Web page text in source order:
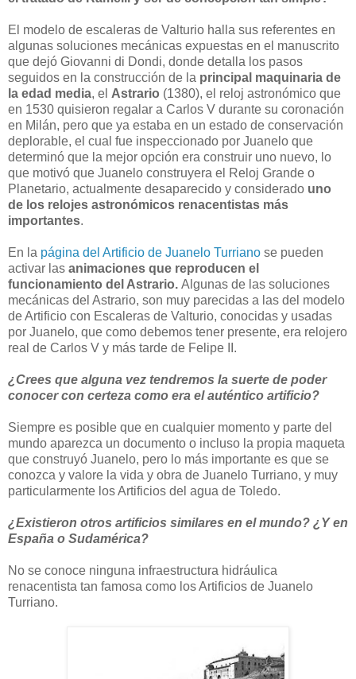
El modelo de escaleras de Valturio halla sus referentes en
algunas soluciones mecánicas expuestas en el manuscrito
que dejó Giovanni di Dondi, donde detalla los pasos
seguidos en la construcción de la principal maquinaria de
la edad media, el Astrario (1380), el reloj astronómico que
en 1530 quisieron regalar a Carlos V durante su coronación
en Milán, pero que ya estaba en un estado de conservación
deplorable, el cual fue inspeccionado por Juanelo que
determinó que la mejor opción era construir uno nuevo, lo
que motivó que Juanelo construyera el Reloj Grande o
Planetario, actualmente desaparecido y considerado uno
de los relojes astronómicos renacentistas más
importantes.
En la página del Artificio de Juanelo Turriano se pueden
activar las animaciones que reproducen el
funcionamiento del Astrario. Algunas de las soluciones
mecánicas del Astrario, son muy parecidas a las del modelo
de Artificio con Escaleras de Valturio, conocidas y usadas
por Juanelo, que como debemos tener presente, era relojero
real de Carlos V y más tarde de Felipe II.
¿Crees que alguna vez tendremos la suerte de poder
conocer con certeza como era el auténtico artificio?
Siempre es posible que en cualquier momento y parte del
mundo aparezca un documento o incluso la propia maqueta
que construyó Juanelo, pero lo más importante es que se
conozca y valore la vida y obra de Juanelo Turriano, y muy
particularmente los Artificios del agua de Toledo.
¿Existieron otros artificios similares en el mundo? ¿Y en
España o Sudamérica?
No se conoce ninguna infraestructura hidráulica
renacentista tan famosa como los Artificios de Juanelo
Turriano.